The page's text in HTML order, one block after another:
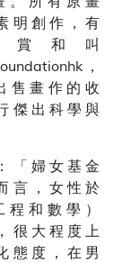
明 創 作 ， 有
賞 和 叫
，
售 畫 作 的 收
傑 出 科 學 與
「 婦 女 基 金
言 ， 女 性 於
和 數 學 ）
很 大 程 度 上
態 度 ， 在 男